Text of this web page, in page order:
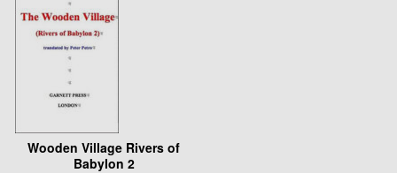
Wooden Village Rivers of
Babylon 2